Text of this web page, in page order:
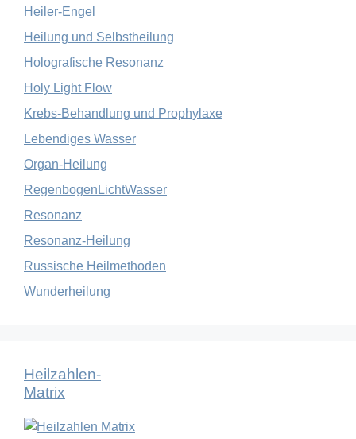
Heiler-Engel
Heilung und Selbstheilung
Holografische Resonanz
Holy Light Flow
Krebs-Behandlung und Prophylaxe
Lebendiges Wasser
Organ-Heilung
RegenbogenLichtWasser
Resonanz
Resonanz-Heilung
Russische Heilmethoden
Wunderheilung
Heilzahlen-
Matrix